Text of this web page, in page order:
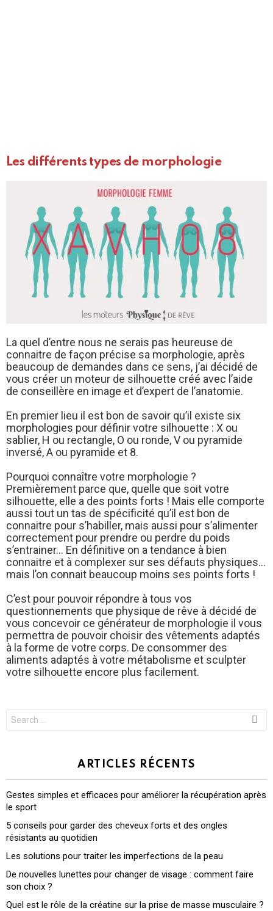
Les différents types de morphologie
La quel d’entre nous ne serais pas heureuse de
connaitre de façon précise sa morphologie, après
beaucoup de demandes dans ce sens, j’ai décidé de
vous créer un moteur de silhouette créé avec l’aide
de conseillère en image et d’expert de l’anatomie.
En premier lieu il est bon de savoir qu’il existe six
morphologies pour définir votre silhouette : X ou
sablier, H ou rectangle, O ou ronde, V ou pyramide
inversé, A ou pyramide et 8.
Pourquoi connaître votre morphologie ?
Premièrement parce que, quelle que soit votre
silhouette, elle a des points forts ! Mais elle comporte
aussi tout un tas de spécificité qu’il est bon de
connaitre pour s’habiller, mais aussi pour s’alimenter
correctement pour prendre ou perdre du poids
s’entrainer… En définitive on a tendance à bien
connaitre et à complexer sur ses défauts physiques…
mais l’on connait beaucoup moins ses points forts !
C’est pour pouvoir répondre à tous vos
questionnements que physique de rêve à décidé de
vous concevoir ce générateur de morphologie il vous
permettra de pouvoir choisir des vêtements adaptés
à la forme de votre corps. De consommer des
aliments adaptés à votre métabolisme et sculpter
votre silhouette encore plus facilement.
for:
ARTICLES RÉCENTS
Gestes simples et efficaces pour améliorer la récupération après
le sport
5 conseils pour garder des cheveux forts et des ongles
résistants au quotidien
Les solutions pour traiter les imperfections de la peau
De nouvelles lunettes pour changer de visage : comment faire
son choix ?
Quel est le rôle de la créatine sur la prise de masse musculaire ?